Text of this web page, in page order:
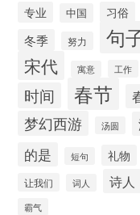
专业 中国 习俗
冬季 努力 句
宋代 寓意 工作
时间 春节
梦幻西游 汤圆
的是 短句 礼物
让我们 词人 诗人
霸气